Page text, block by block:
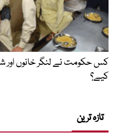
کس حکومت نے لنگر خانوں اور
کیے؟
تازہ ترین